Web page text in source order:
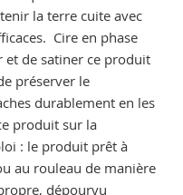
la terre cuite avec
Cire en phase
et de satiner ce produit
préserver le
durablement en les
produit sur la
: le produit prêt à
au rouleau de manière
dépourvu